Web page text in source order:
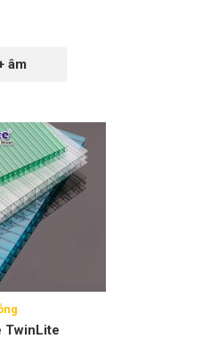
âm
TwinLite